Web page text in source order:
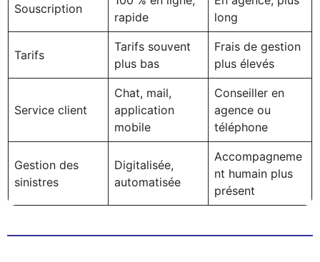
Souscription
rapide
long
Tarifs
Tarifs souvent
plus bas
Frais de gestion
plus élevés
Service client
Chat, mail,
application
mobile
Conseiller en
agence ou
téléphone
Gestion des
sinistres
Digitalisée,
automatisée
Accompagneme
nt humain plus
présent